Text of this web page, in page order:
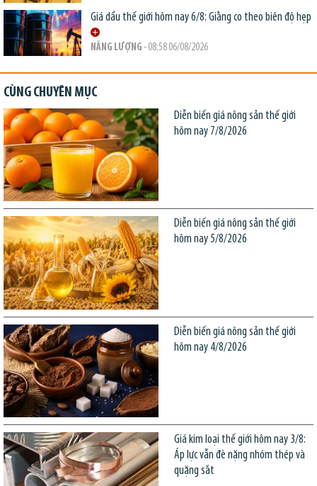
Giá dầu thế giới hôm nay 6/8: Giằng co theo biên độ hẹp
NĂNG LƯỢNG - 08:58 06/08/2026
CÙNG CHUYÊN MỤC
Diễn biến giá nông sản thế giới
hôm nay 7/8/2026
Diễn biến giá nông sản thế giới
hôm nay 5/8/2026
Diễn biến giá nông sản thế giới
hôm nay 4/8/2026
Giá kim loại thế giới hôm nay 3/8:
Áp lực vẫn đè nặng nhóm thép và
quặng sắt